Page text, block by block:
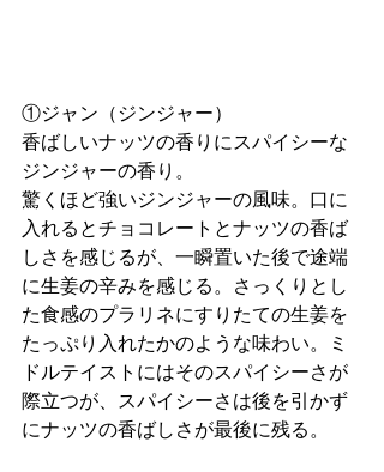
①ジャン（ジンジャー）
香ばしいナッツの香りにスパイシーな
ジンジャーの香り。
驚くほど強いジンジャーの風味。口に
入れるとチョコレートとナッツの香ば
しさを感じるが、一瞬置いた後で途端
に生姜の辛みを感じる。さっくりとし
た食感のプラリネにすりたての生姜を
たっぷり入れたかのような味わい。ミ
ドルテイストにはそのスパイシーさが
際立つが、スパイシーさは後を引かず
にナッツの香ばしさが最後に残る。